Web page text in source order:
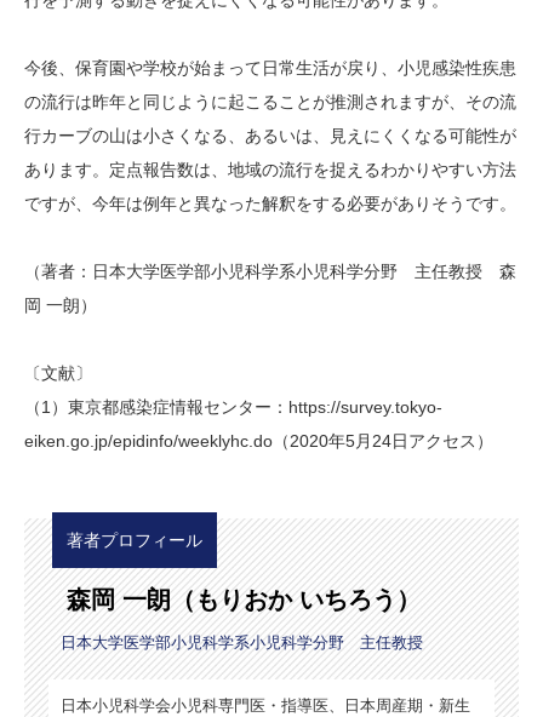
今後、保育園や学校が始まって日常生活が戻り、小児感染性疾患
の流行は昨年と同じように起こることが推測されますが、その流
行カーブの山は小さくなる、あるいは、見えにくくなる可能性が
あります。定点報告数は、地域の流行を捉えるわかりやすい方法
ですが、今年は例年と異なった解釈をする必要がありそうです。
（著者：日本大学医学部小児科学系小児科学分野 主任教授 森
岡 一朗）
〔文献〕
（1）東京都感染症情報センター：https://survey.tokyo-
eiken.go.jp/epidinfo/weeklyhc.do（2020年5月24日アクセス）
著者プロフィール
森岡 一朗（もりおか いちろう）
日本大学医学部小児科学系小児科学分野 主任教授
日本小児科学会小児科専門医・指導医、日本周産期・新生